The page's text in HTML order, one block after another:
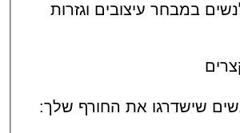
עיצובים וגזרות
את החורף שלך: